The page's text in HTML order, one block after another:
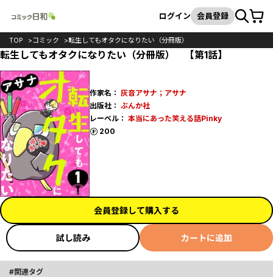
検索
ログイン 会員登録カート
TOP コミック 転生してもオタクになりたい（分冊版）
転生してもオタクになりたい（分冊版） 【第1話】
作家名： 灰音アサナ；アサナ
出版社： ぶんか社
レーベル： 本当にあった笑える話Pinky
200
ポイント
会員登録して購入する
試し読み カートに追加
関連タグ